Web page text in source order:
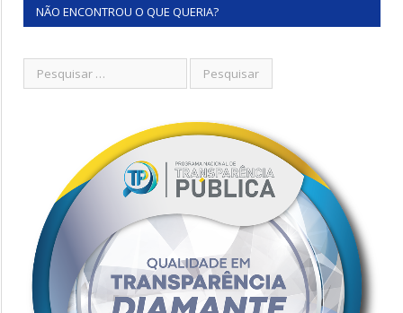
NÃO ENCONTROU O QUE QUERIA?